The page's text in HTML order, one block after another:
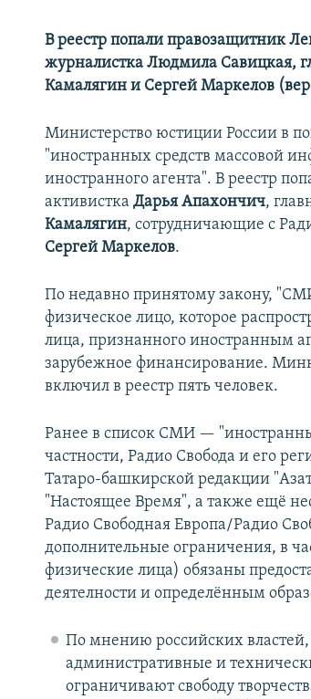
В реестр попали правозащитник
журналистка Людмила Савицкая,
Камалягин и Сергей Маркелов
Министерство юстиции России в
"иностранных средств массовой
иностранного агента". В реестр
активисткаДарья Апахончич,
Камалягин, сотрудничающие с
Сергей Маркелов.
По недавно принятому закону,
физическое лицо, которое
лица, признанного иностранным
зарубежное финансирование.
включил в реестр пять человек.
Ранее в список СМИ —
частности, Радио Свобода и его
Татаро-башкирской редакции
"Настоящее Время", а также ещё
Радио Свободная Европа/Радио
дополнительные ограничения, в
физические лица) обязаны
деятелности и определённым
По мнению российских
административные и
ограничивают свободу